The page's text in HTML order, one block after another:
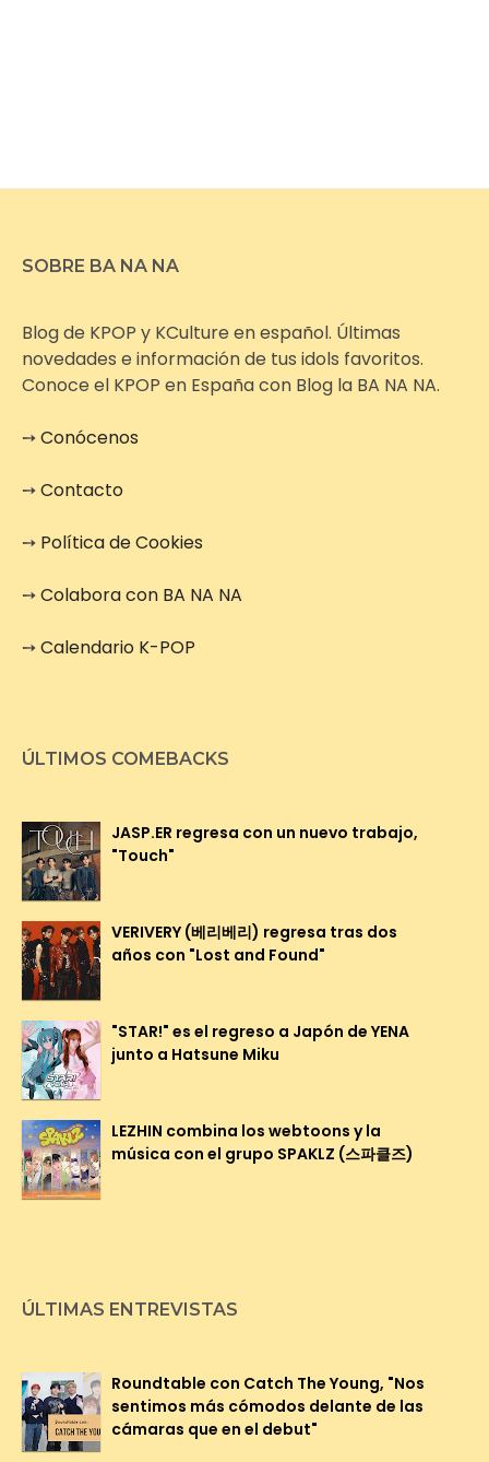
SOBRE BA NA NA
Blog de KPOP y KCulture en español. Últimas
novedades e información de tus idols favoritos.
Conoce el KPOP en España con Blog la BA NA NA.
➙Conócenos
➙Contacto
➙ Política de Cookies
➙Colabora con BA NA NA
➙Calendario K-POP
ÚLTIMOS COMEBACKS
JASP.ER regresa con un nuevo trabajo,
"Touch"
VERIVERY (베리베리) regresa tras dos
años con "Lost and Found"
"STAR!" es el regreso a Japón de YENA
junto a Hatsune Miku
LEZHIN combina los webtoons y la
música con el grupo SPAKLZ (스파클즈)
ÚLTIMAS ENTREVISTAS
Roundtable con Catch The Young, "Nos
sentimos más cómodos delante de las
cámaras que en el debut"